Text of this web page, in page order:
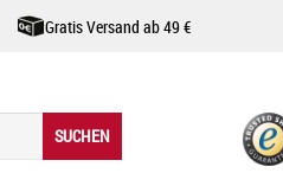
Gratis Versand ab 49 €
SUCHEN